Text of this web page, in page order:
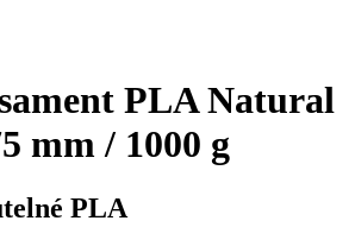
PLA Natural
mm / 1000 g
PLA